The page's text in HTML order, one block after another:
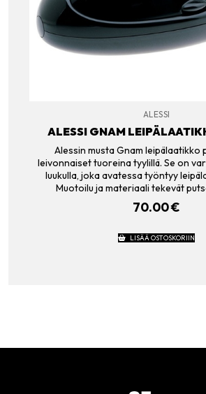
ALESSI
ALESSI GNAM
Alessin musta Gnam leipälaatikko
leivonnaiset tuoreina tyylillä. Se on
luukulla, joka avatessa työntyy
Muotoilu ja materiaali tekevät
70.00€
LISÄÄ OSTOSKORIIN